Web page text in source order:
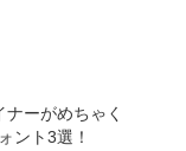
ーがめちゃく
ント3選！